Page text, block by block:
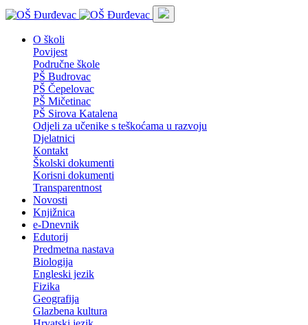
O školi
Povijest
Područne škole
PŠ Budrovac
PŠ Čepelovac
PŠ Mičetinac
PŠ Sirova Katalena
Odjeli za učenike s teškoćama u razvoju
Djelatnici
Kontakt
Školski dokumenti
Korisni dokumenti
Transparentnost
Novosti
Knjižnica
e-Dnevnik
Edutorij
Predmetna nastava
Biologija
Engleski jezik
Fizika
Geografija
Glazbena kultura